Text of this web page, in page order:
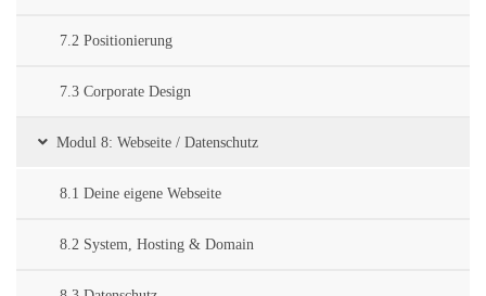
7.2 Positionierung
7.3 Corporate Design
Modul 8: Webseite / Datenschutz
8.1 Deine eigene Webseite
8.2 System, Hosting & Domain